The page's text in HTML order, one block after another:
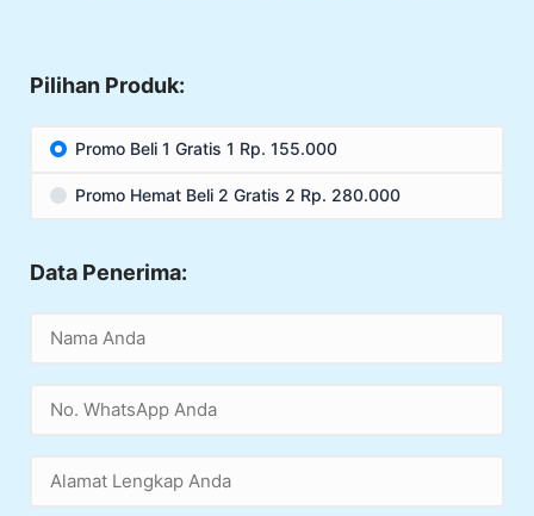
Pilihan Produk:
Promo Beli 1 Gratis 1 Rp. 155.000
Promo Hemat Beli 2 Gratis 2 Rp. 280.000
Data Penerima: